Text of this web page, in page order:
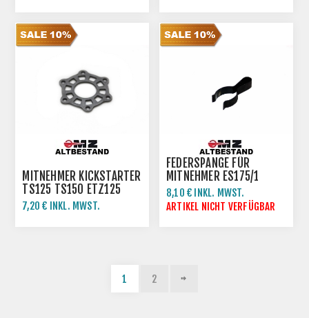
MITNEHMER KICKSTARTER
TS125 TS150 ETZ125
ETZ150
7,20 € INKL. MWST.
FEDERSPANGE FÜR
MITNEHMER ES175/1
ES250/1 ES300
8,10 € INKL. MWST.
9,00 € INKL. MWST.
ARTIKEL NICHT VERFÜGBAR
1 2